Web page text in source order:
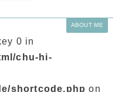
ABOUT ME
0 in
chu-hi-
shortcode.php on